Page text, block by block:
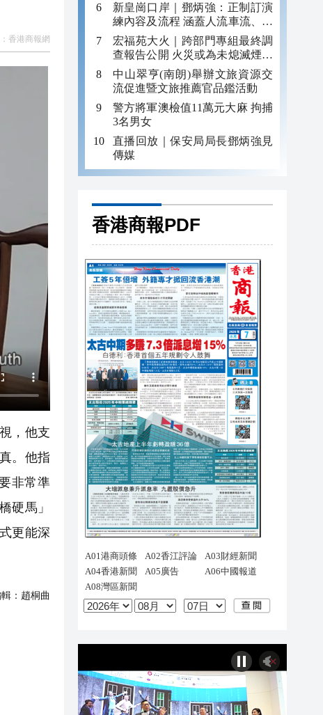
香港商報網
，他支
。他指
非常準
硬馬」
更能深
： 趙桐曲
新皇崗口岸｜鄧炳強：正制訂演
練內容及流程 涵蓋人流車流、緊
急應變等
宏福苑大火｜跨部門專組最終調
查報告公開 火災或為未熄滅煙頭
引發
中山翠亨(南朗)舉辦文旅資源交
流促進暨文旅推薦官品鑑活動
警方將軍澳檢值11萬元大麻 拘捕
3名男女
直播回放｜保安局局長鄧炳強見
傳媒
香港商報PDF